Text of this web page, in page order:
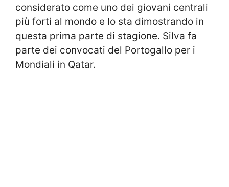
considerato come uno dei giovani centrali
più forti al mondo e lo sta dimostrando in
questa prima parte di stagione. Silva fa
parte dei convocati del Portogallo per i
Mondiali in Qatar.